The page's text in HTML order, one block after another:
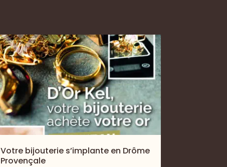
Votre bijouterie s’implante en Drôme
Provençale